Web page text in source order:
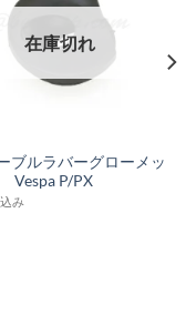
在庫切れ
ブルラバーグローメッ
Vespa P/PX
み